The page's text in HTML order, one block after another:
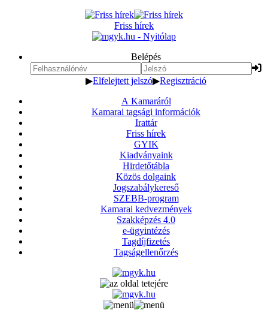
Friss hírek
Belépés
▶Elfelejtett jelszó▶Regisztráció
A Kamaráról
Kamarai tagsági információk
Irattár
Friss hírek
GYIK
Kiadványaink
Hirdetőtábla
Közös dolgaink
Jogszabálykereső
SZEBB-program
Kamarai kedvezmények
Szakképzés 4.0
e-ügyintézés
Tagdíjfizetés
Tagságellenőrzés